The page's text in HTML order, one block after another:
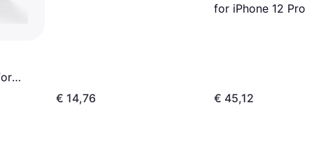
€ 14,76
for iPhone 12 Pro
€ 45,12